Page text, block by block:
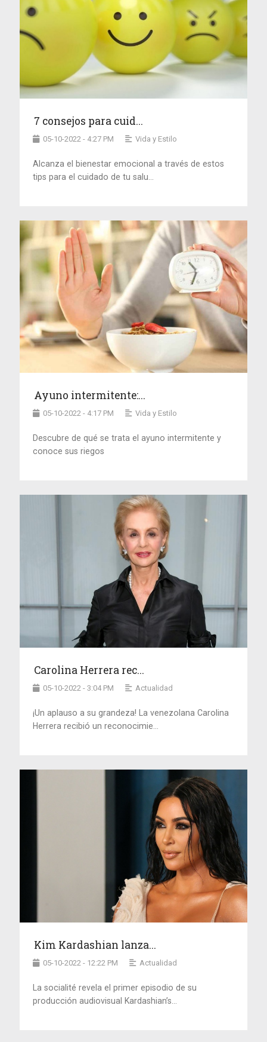
7 consejos para cuid...
05-10-2022 - 4:27 PM Vida y Estilo
Alcanza el bienestar emocional a través de estos
tips para el cuidado de tu salu...
Ayuno intermitente:...
05-10-2022 - 4:17 PM Vida y Estilo
Descubre de qué se trata el ayuno intermitente y
conoce sus riegos
Carolina Herrera rec...
05-10-2022 - 3:04 PM Actualidad
¡Un aplauso a su grandeza! La venezolana Carolina
Herrera recibió un reconocimie...
Kim Kardashian lanza...
05-10-2022 - 12:22 PM Actualidad
La socialité revela el primer episodio de su
producción audiovisual Kardashian’s...